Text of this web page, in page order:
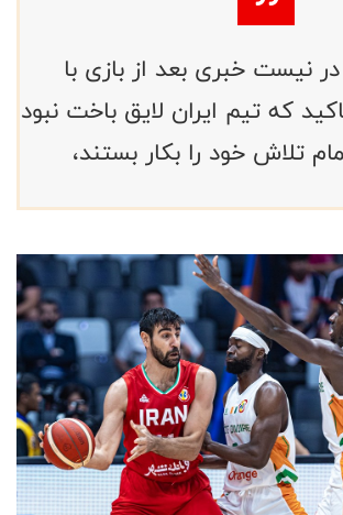
نیست خبری بعد از بازی با
که تیم ایران لایق باخت نبود
تلاش خود را بکار بستند،